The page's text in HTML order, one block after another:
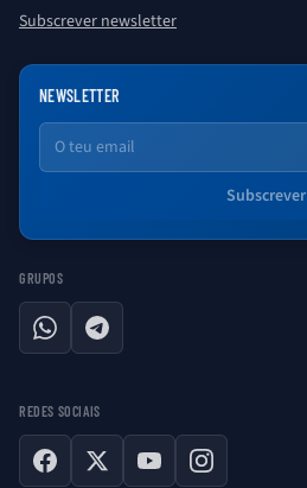
Subscrever newsletter
NEWSLETTER
Email
Subscrever
GRUPOS
WhatsAppTelegram
REDES SOCIAIS
Facebook
X YouTubeInstagram